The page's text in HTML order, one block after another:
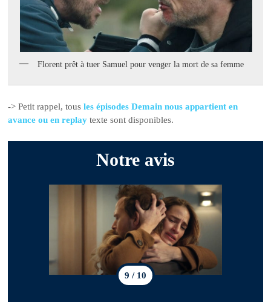
Florent prêt à tuer Samuel pour venger la mort de sa femme
-> Petit rappel, tousles épisodes Demain nous appartient en
avance ou en replay texte sont disponibles.
Notre avis
9 / 10